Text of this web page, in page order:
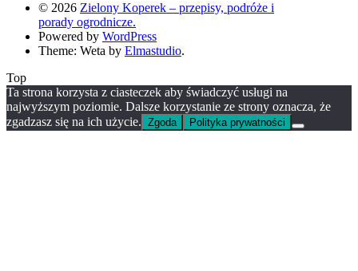
© 2026 Zielony Koperek – przepisy, podróże i
porady ogrodnicze.
Powered by WordPress
Theme: Weta by Elmastudio.
Top
Ta strona korzysta z ciasteczek aby świadczyć usługi na
najwyższym poziomie. Dalsze korzystanie ze strony oznacza, że
zgadzasz się na ich użycie. Zgoda Polityka prywatności